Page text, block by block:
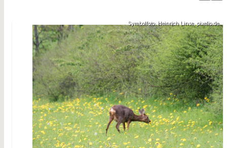
Symbolfoto: Heinrich Linse, pixelio.de